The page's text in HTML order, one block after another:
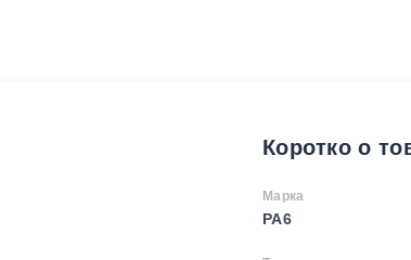
Коротко о
Марка
PA6